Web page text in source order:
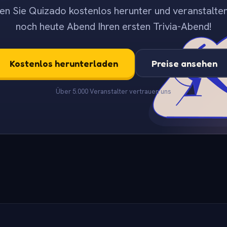
Sie Quizado kostenlos herunter und
noch heute Abend Ihren ersten Trivia-Abend!
Kostenlos herunterladen Preise ansehen
Über 5.000 Veranstalter vertrauen uns